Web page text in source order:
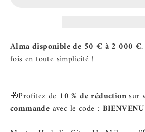
Alma disponible de 50 € à 2 000 €
fois en toute simplicité !
🎁Profitez de 10 % de réductionsur
commande avec le code : BIENVENU